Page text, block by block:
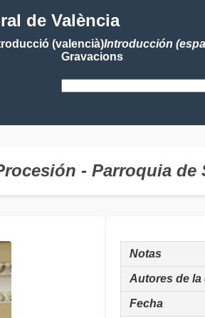
de València
(valencià)Introducción
Gravacions
- Parroquia de
Notas
Autores de
Fecha